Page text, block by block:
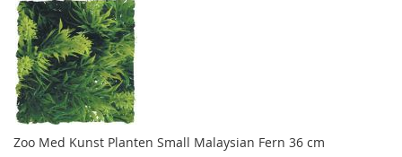
Zoo Med Kunst Planten Small Malaysian Fern 36 cm